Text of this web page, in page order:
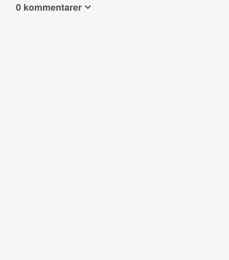
0 kommentarer